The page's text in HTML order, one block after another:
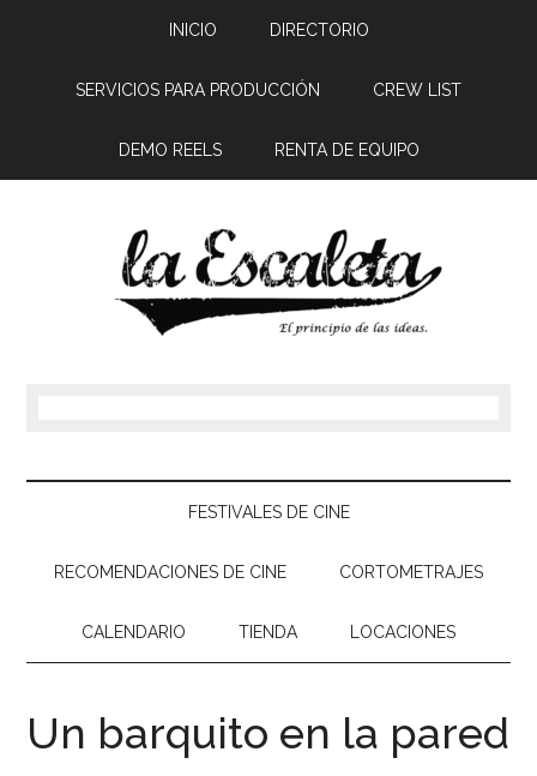
INICIO DIRECTORIO
SERVICIOS PARA PRODUCCIÓN CREW LIST
DEMO REELS RENTA DE EQUIPO
FESTIVALES DE CINE
RECOMENDACIONES DE CINE CORTOMETRAJES
CALENDARIO TIENDA LOCACIONES
Un barquito en la pared